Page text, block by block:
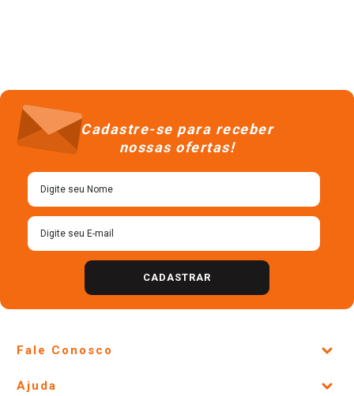
Cadastre-se para receber
nossas ofertas!
CADASTRAR
Fale Conosco
Ajuda